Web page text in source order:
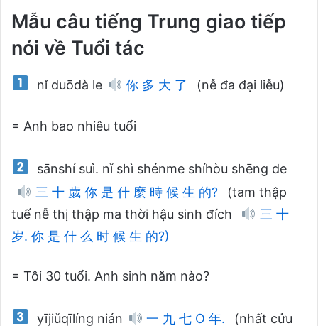
Mẫu câu tiếng Trung giao tiếp
nói về Tuổi tác
nǐ duōdà le 你 多 大 了 (nễ đa đại liễu)
= Anh bao nhiêu tuổi
sānshí suì. nǐ shì shénme shíhòu shēng de
三 十 歲 你 是 什 麼 時 候 生 的?
(tam thập
tuế nễ thị thập ma thời hậu sinh đích
三 十
岁. 你 是 什 么 时 候 生 的?)
= Tôi 30 tuổi. Anh sinh năm nào?
yījiǔqīlíng nián 一 九 七 O 年. (nhất cửu